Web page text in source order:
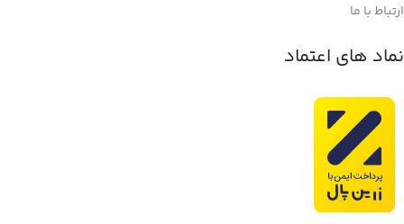
ارتباط با ما
نماد های اعتماد